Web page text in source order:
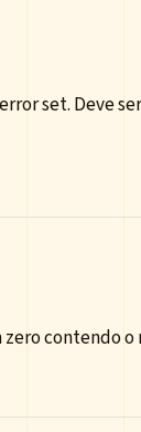
set. Deve
contendo o